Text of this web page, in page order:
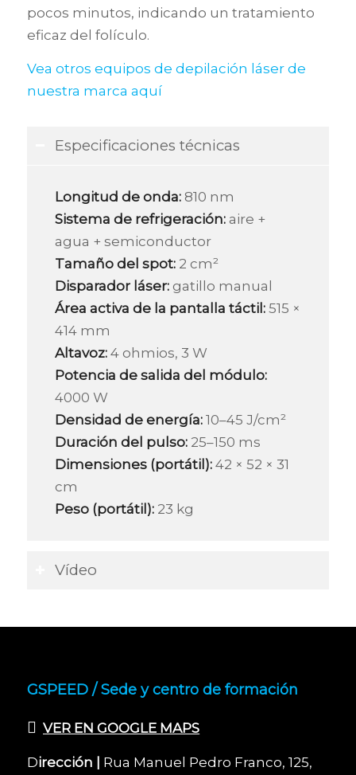
pocos minutos, indicando un tratamiento
eficaz del folículo.
Vea otros equipos de depilación láser de
nuestra marca aquí
Especificaciones técnicas
Longitud de onda:810 nm
Sistema de refrigeración:aire +
agua + semiconductor
Tamaño del spot:2 cm²
Disparador láser:gatillo manual
Área activa de la pantalla táctil:515 ×
414 mm
Altavoz:4 ohmios, 3 W
Potencia de salida del módulo:
4000 W
Densidad de energía:10–45 J/cm²
Duración del pulso:25–150 ms
Dimensiones (portátil):42 × 52 × 31
cm
Peso (portátil):23 kg
Vídeo
GSPEED / Sede y centro de formación
VER EN GOOGLE MAPS
Dirección | Rua Manuel Pedro Franco, 125,